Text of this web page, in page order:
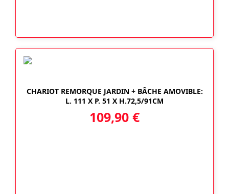
CHARIOT REMORQUE JARDIN + BÂCHE AMOVIBLE:
L. 111 X P. 51 X H.72,5/91CM
109,90 €